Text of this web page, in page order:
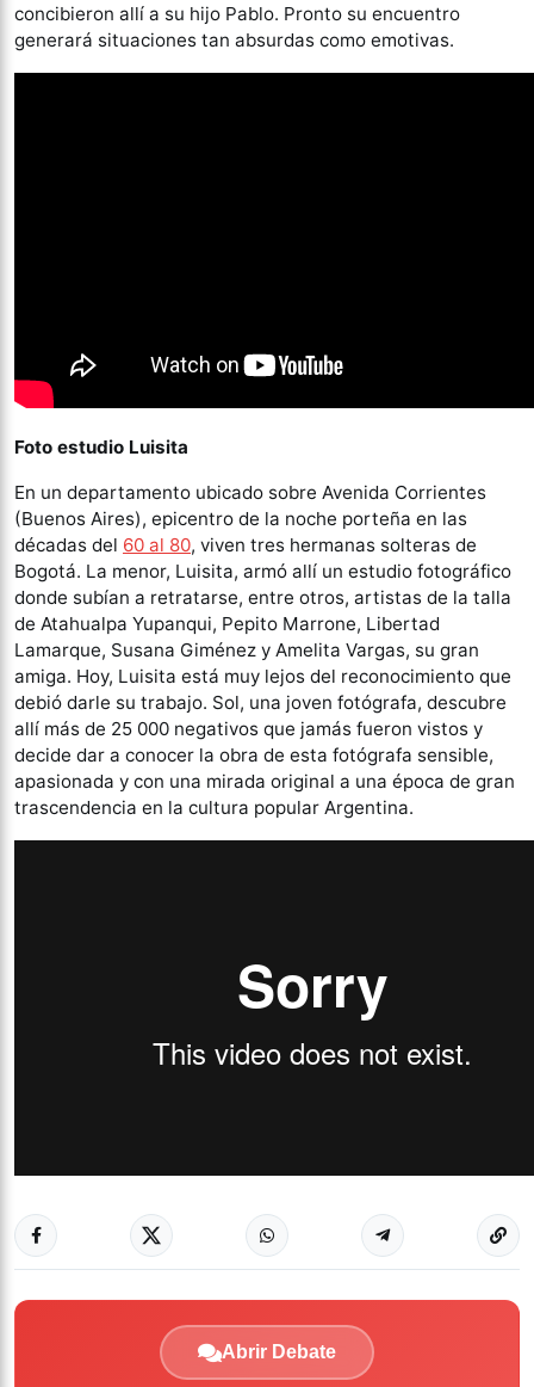
concibieron allí a su hijo Pablo. Pronto su encuentro
generará situaciones tan absurdas como emotivas.
Foto estudio Luisita
En un departamento ubicado sobre Avenida Corrientes
(Buenos Aires), epicentro de la noche porteña en las
décadas del 60 al 80, viven tres hermanas solteras de
Bogotá. La menor, Luisita, armó allí un estudio fotográfico
donde subían a retratarse, entre otros, artistas de la talla
de Atahualpa Yupanqui, Pepito Marrone, Libertad
Lamarque, Susana Giménez y Amelita Vargas, su gran
amiga. Hoy, Luisita está muy lejos del reconocimiento que
debió darle su trabajo. Sol, una joven fotógrafa, descubre
allí más de 25 000 negativos que jamás fueron vistos y
decide dar a conocer la obra de esta fotógrafa sensible,
apasionada y con una mirada original a una época de gran
trascendencia en la cultura popular Argentina.
Abrir Debate